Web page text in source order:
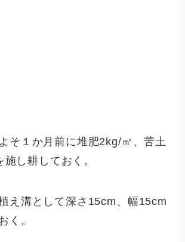
そ１か月前に堆肥2kg/㎡、苦土
し耕しておく。
え溝として深さ15cm、幅15cm
く。